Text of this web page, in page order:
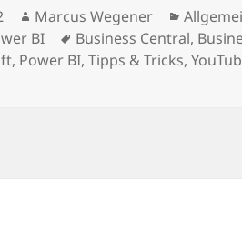
Autor
Marcus Wegener
BI Schlagwörter
Business Central,
, Power BI,Tipps & Tricks,